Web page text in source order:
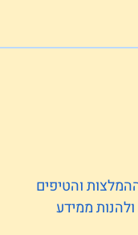
והטיפים
ממידע